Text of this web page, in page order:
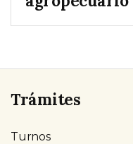
Trámites
Turnos